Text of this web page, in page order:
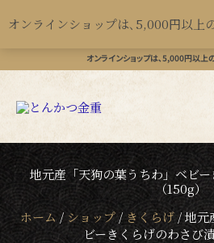
オンラインショップは､5,000円以上
プ
オンラインショップは､5,000円以上
地元産「天狗の葉うちわ」ベビ
（150g）
ホーム/ ショップ/ きくらげ/地元
ビーきくらげのわさび
「天
葉
ち
わ」
ベ
ビ